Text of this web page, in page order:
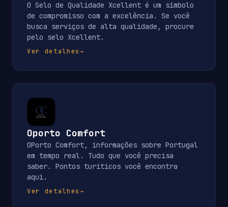
O Selo de Qualidade Xcellent é um símbolo
de compromisso com a excelência. Se você
busca serviços de alta qualidade, procure
pelo selo Xcellent.
Ver detalhes→
Oporto Comfort
OPorto Comfort, informações sobre Portugal
em tempo real. Tudo que você precisa
saber. Pontos turiticos você encontra
aqui.
Ver detalhes→